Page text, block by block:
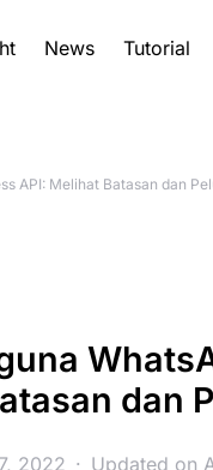
News Tutorial
API: Melihat Batasan dan
dan
2022 Updated on